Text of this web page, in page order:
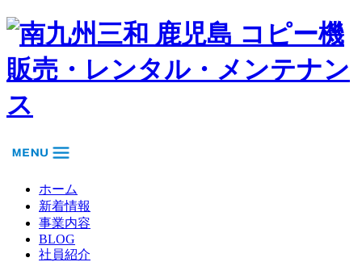
ホーム
新着情報
事業内容
BLOG
社員紹介